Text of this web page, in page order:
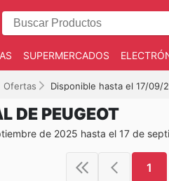
SUPERMERCADOS
Ofertas Disponible hasta el 17/09/
DE PEUGEOT
de 2025 hasta el 17 de
1